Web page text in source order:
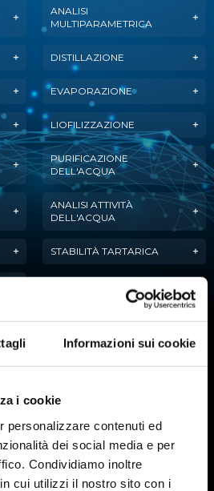
Informazioni sui cookie
i cookie
personalizzare contenuti ed
dei social media e per
Condividiamo inoltre
cui utilizzi il nostro sito con i
ANALISI
MULTIPARAMETRICA
DISTILLAZIONE
EVAPORAZIONE
LIOFILIZZAZIONE
PURIFICAZIONE
DELL'ACQUA
ANALISI ATTIVITÀ
DELL'ACQUA
STABILITÀ TARTARICA
sul trattamento dei dati